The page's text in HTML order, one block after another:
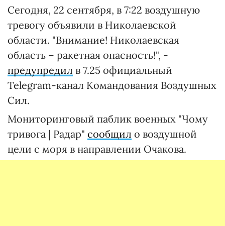
Сегодня, 22 сентября, в 7:22 воздушную
тревогу объявили в Николаевской
области. "Внимание! Николаевская
область – ракетная опасность!", -
предупредил в 7.25 официальный
Telegram-канал Командования Воздушных
Сил.
Мониторинговый паблик военных "Чому
тривога | Радар" сообщил о воздушной
цели с моря в направлении Очакова.